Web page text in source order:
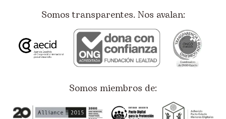
Somos transparentes. Nos avalan:
Somos miembros de: